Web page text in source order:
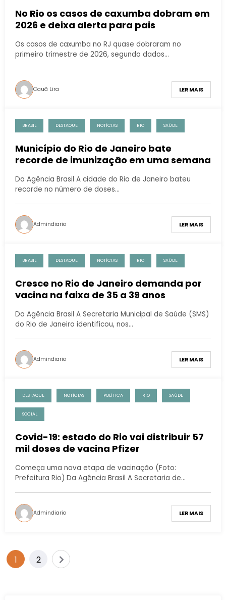
No Rio os casos de caxumba dobram em
2026 e deixa alerta para pais
Os casos de caxumba no RJ quase dobraram no
primeiro trimestre de 2026, segundo dados…
Cauã Lira LER MAIS
BRASIL DESTAQUE NOTÍCIAS RIO SAÚDE
Município do Rio de Janeiro bate
recorde de imunização em uma semana
Da Agência Brasil A cidade do Rio de Janeiro bateu
recorde no número de doses…
Admindiario LER MAIS
BRASIL DESTAQUE NOTÍCIAS RIO SAÚDE
Cresce no Rio de Janeiro demanda por
vacina na faixa de 35 a 39 anos
Da Agência Brasil A Secretaria Municipal de Saúde (SMS)
do Rio de Janeiro identificou, nos…
Admindiario LER MAIS
DESTAQUE NOTÍCIAS POLÍTICA RIO SAÚDE
SOCIAL
Covid-19: estado do Rio vai distribuir 57
mil doses de vacina Pfizer
Começa uma nova etapa de vacinação (Foto:
Prefeitura Rio) Da Agência Brasil A Secretaria de…
Admindiario LER MAIS
1 2